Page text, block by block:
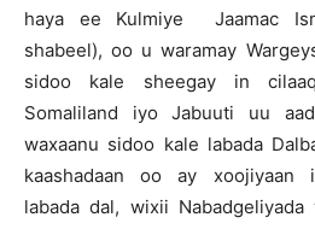
haya ee Kulmiye Jaamac
shabeel), oo u waramay
sidoo kale sheegay in
Somaliland iyo Jabuuti uu
waxaanu sidoo kale labada
kaashadaan oo ay xoojiyaan
labada dal, wixii